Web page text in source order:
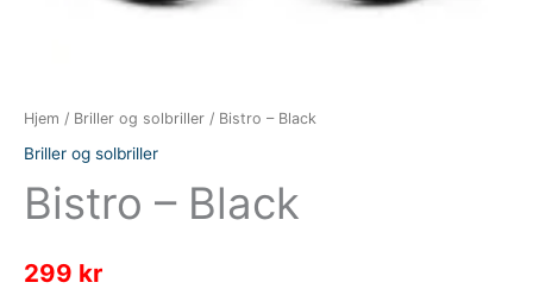
Hjem / Briller og solbriller / Bistro – Black
Briller og solbriller
Bistro – Black
299 kr